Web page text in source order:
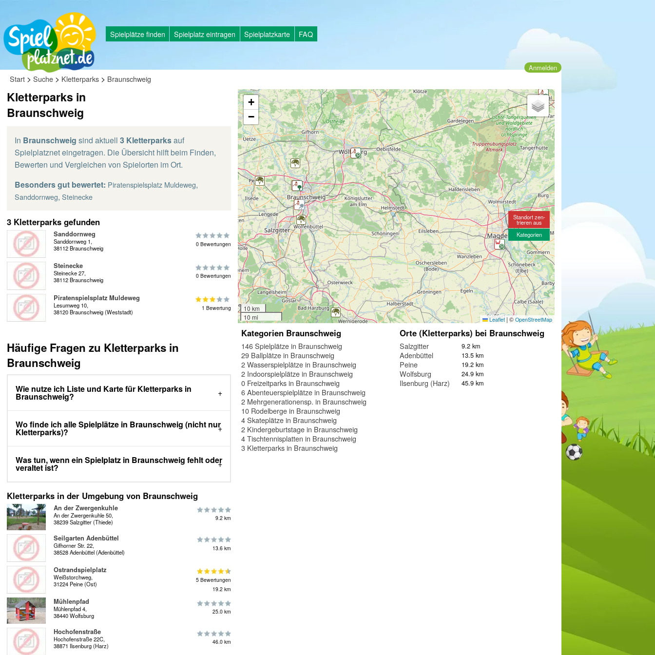
Spielplätze finden Spielplatz eintragen Spielplatzkarte FAQ
Anmelden
Start > Suche > Kletterparks > Braunschweig
Kletterparks in
Braunschweig
In Braunschweig sind aktuell 3 Kletterparksauf
Spielplatznet eingetragen. Die Übersicht hilft beim Finden,
Bewerten und Vergleichen von Spielorten im Ort.
Besonders gut bewertet: Piratenspielsplatz Muldeweg,
Sanddornweg, Steinecke
3 Kletterparks gefunden
Sanddornweg
Sanddornweg 1,
38112 Braunschweig
0 Bewertungen
Steinecke
Steinecke 27,
38112 Braunschweig
0 Bewertungen
Piratenspielsplatz Muldeweg
Lesumweg 10,
38120 Braunschweig (Weststadt)
1 Bewertung
Häufige Fragen zu Kletterparks in
Braunschweig
Wie nutze ich Liste und Karte für Kletterparks in
Braunschweig?
Wo finde ich alle Spielplätze in Braunschweig (nicht nur
Kletterparks)?
Was tun, wenn ein Spielplatz in Braunschweig fehlt oder
veraltet ist?
Kletterparks in der Umgebung von Braunschweig
An der Zwergenkuhle
An der Zwergenkuhle 50,
38239 Salzgitter (Thiede)
9.2 km
Seilgarten Adenbüttel
Gifhorner Str. 22,
38528 Adenbüttel (Adenbüttel)
13.6 km
Ostrandspielplatz
Weißstorchweg,
31224 Peine (Ost)
5 Bewertungen
19.2 km
Mühlenpfad
Mühlenpfad 4,
38440 Wolfsburg
25.0 km
Hochofenstraße
Hochofenstraße 22C,
38871 Ilsenburg (Harz)
46.0 km
+
−
10 km
10 mi
Leaflet | © OpenStreetMap
Standort zen-
trieren aus
Kategorien
Kategorien Braunschweig
146 Spielplätze in Braunschweig
29 Ballplätze in Braunschweig
2 Wasserspielplätze in Braunschweig
2 Indoorspielplätze in Braunschweig
0 Freizeitparks in Braunschweig
6 Abenteuerspielplätze in Braunschweig
2 Mehrgenerationensp. in Braunschweig
10 Rodelberge in Braunschweig
4 Skateplätze in Braunschweig
2 Kindergeburtstage in Braunschweig
4 Tischtennisplatten in Braunschweig
3 Kletterparks in Braunschweig
Orte (Kletterparks) bei Braunschweig
Salzgitter 9.2 km
Adenbüttel 13.5 km
Peine 19.2 km
Wolfsburg 24.9 km
Ilsenburg (Harz) 45.9 km